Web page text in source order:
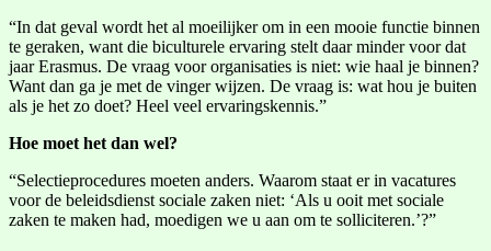
“In dat geval wordt het al moeilijker om in een mooie functie binnen
te geraken, want die biculturele ervaring stelt daar minder voor dat
jaar Erasmus. De vraag voor organisaties is niet: wie haal je binnen?
Want dan ga je met de vinger wijzen. De vraag is: wat hou je buiten
als je het zo doet? Heel veel ervaringskennis.”
Hoe moet het dan wel?
“Selectieprocedures moeten anders. Waarom staat er in vacatures
voor de beleidsdienst sociale zaken niet: ‘Als u ooit met sociale
zaken te maken had, moedigen we u aan om te solliciteren.’?”